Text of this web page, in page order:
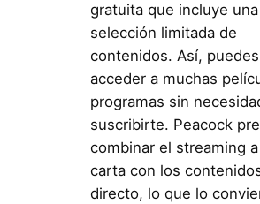
gratuita que incluye una
selección limitada de
contenidos. Así, puedes
acceder a muchas
programas sin
suscribirte. Peacock
combinar el streaming
carta con los
directo, lo que lo